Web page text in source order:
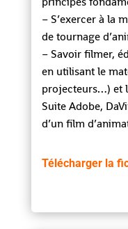
– S’exercer à la
de tournage
– Savoir filmer,
en utilisant le
projecteurs…) et
Suite Adobe,
d’un film
Télécharger la